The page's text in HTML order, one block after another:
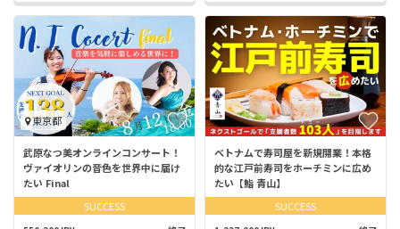
東京都
武原なつ美オンラインコンサート！
ヴァイオリンの音色を世界中に届け
たい Final
SUCCESS
ベトナムで寿司屋を新規開業！本格
的な江戸前寿司をホーチミンに広め
たい【鮨 青山】
SUCCESS